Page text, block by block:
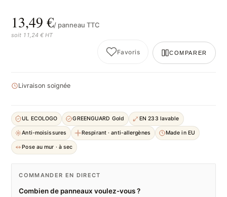
13,49 €/ panneau TTC
soit 11,24 € HT
Favoris COMPARER
Livraison soignée
UL ECOLOGO GREENGUARD Gold EN 233 lavable
Anti-moisissures Respirant · anti-allergènes Made in EU
Pose au mur · à sec
COMMANDER EN DIRECT
Combien de panneaux voulez-vous ?